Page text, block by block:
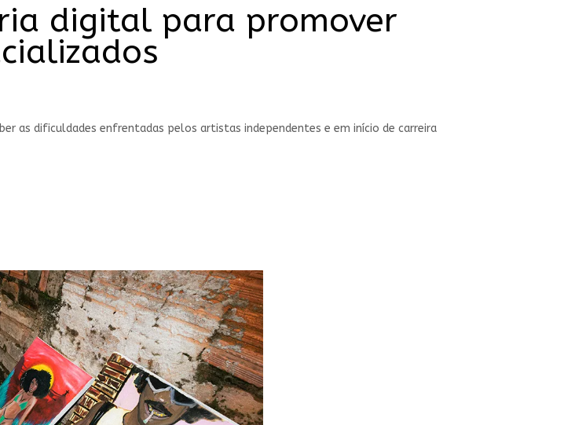
digital para promover
as dificuldades enfrentadas pelos artistas independentes e em início de carreira